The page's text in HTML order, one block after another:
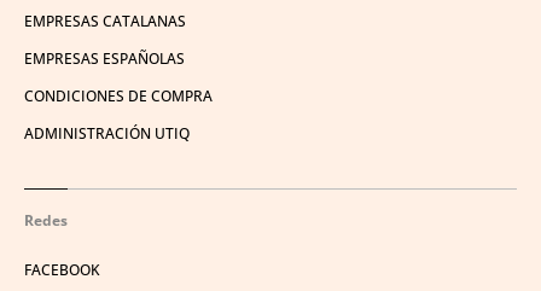
EMPRESAS CATALANAS
EMPRESAS ESPAÑOLAS
CONDICIONES DE COMPRA
ADMINISTRACIÓN UTIQ
Redes
FACEBOOK